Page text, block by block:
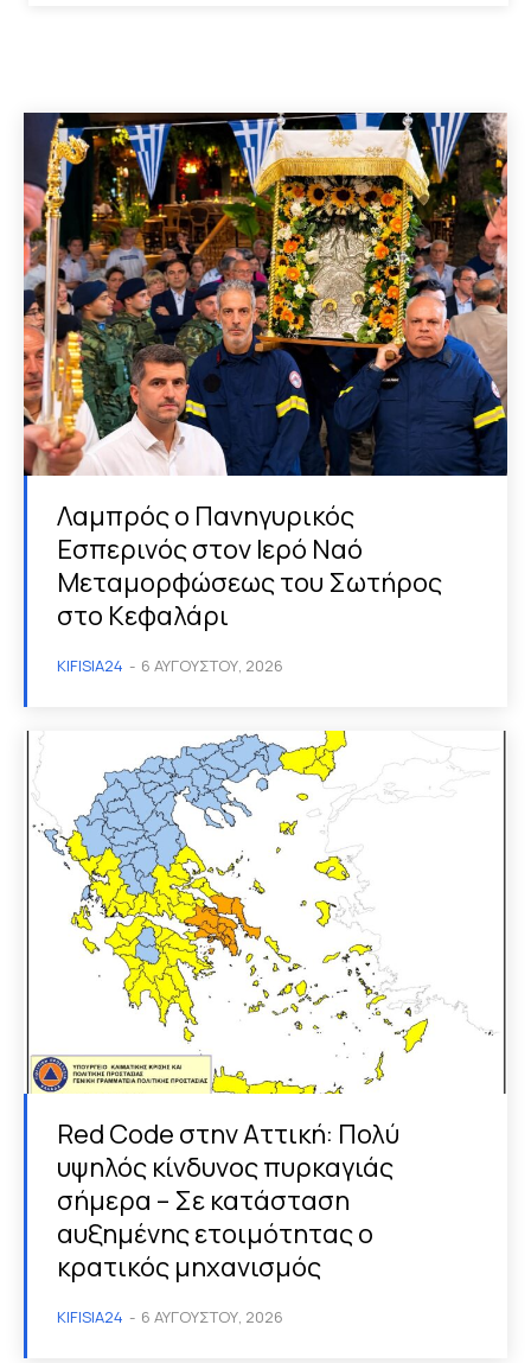
Λαμπρός ο Πανηγυρικός
Εσπερινός στον Ιερό Ναό
Μεταμορφώσεως του Σωτήρος
στο Κεφαλάρι
KIFISIA24 - 6 ΑΥΓΟΎΣΤΟΥ, 2026
Red Code στην Αττική: Πολύ
υψηλός κίνδυνος πυρκαγιάς
σήμερα – Σε κατάσταση
αυξημένης ετοιμότητας ο
κρατικός μηχανισμός
KIFISIA24 - 6 ΑΥΓΟΎΣΤΟΥ, 2026